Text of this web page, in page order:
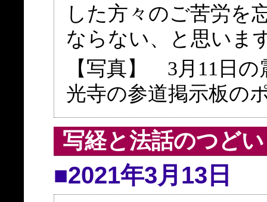
した方々のご苦労を
ならない、と思いま
【写真】 3月11日の
光寺の参道掲示板の
写経と法話のつどい
■2021年3月13日